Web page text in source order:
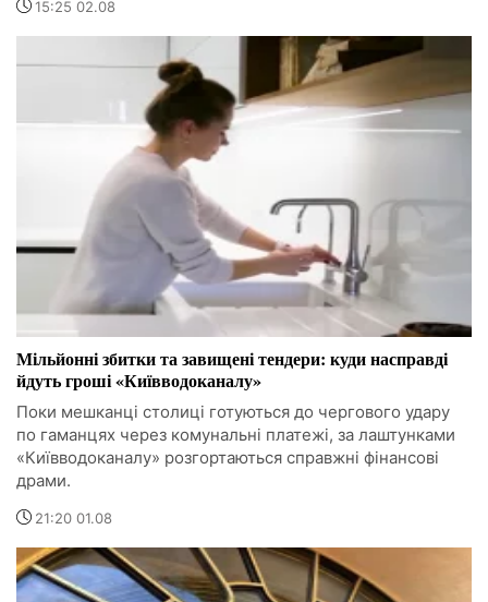
15:25 02.08
Мільйонні збитки та завищені тендери: куди насправді
йдуть гроші «Київводоканалу»
Поки мешканці столиці готуються до чергового удару
по гаманцях через комунальні платежі, за лаштунками
«Київводоканалу» розгортаються справжні фінансові
драми.
21:20 01.08